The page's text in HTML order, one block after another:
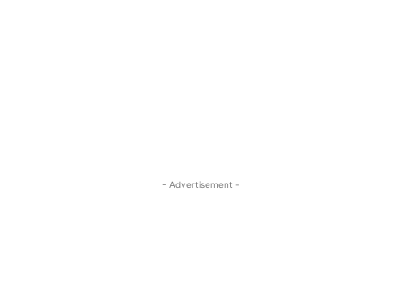
- Advertisement -